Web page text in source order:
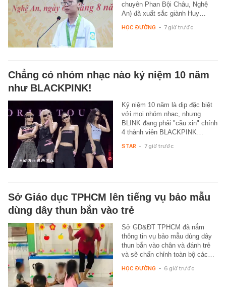
chuyên Phan Bội Châu, Nghệ
An) đã xuất sắc giành Huy…
HỌC ĐƯỜNG - 7 giờ trước
Chẳng có nhóm nhạc nào kỷ niệm 10 năm
như BLACKPINK!
Kỷ niệm 10 năm là dịp đặc biệt
với mọi nhóm nhạc, nhưng
BLINK đang phải "cầu xin" chính
4 thành viên BLACKPINK…
STAR - 7 giờ trước
Sở Giáo dục TPHCM lên tiếng vụ bảo mẫu
dùng dây thun bắn vào trẻ
Sở GD&ĐT TPHCM đã nắm
thông tin vụ bảo mẫu dùng dây
thun bắn vào chân và đánh trẻ
và sẽ chấn chỉnh toàn bộ các…
HỌC ĐƯỜNG - 6 giờ trước